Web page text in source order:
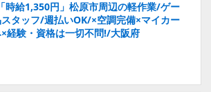
時給1,350円」松原市周辺の軽作業/ゲー
タッフ/週払いOK/×空調完備×マイカー
経験・資格は一切不問!/大阪府